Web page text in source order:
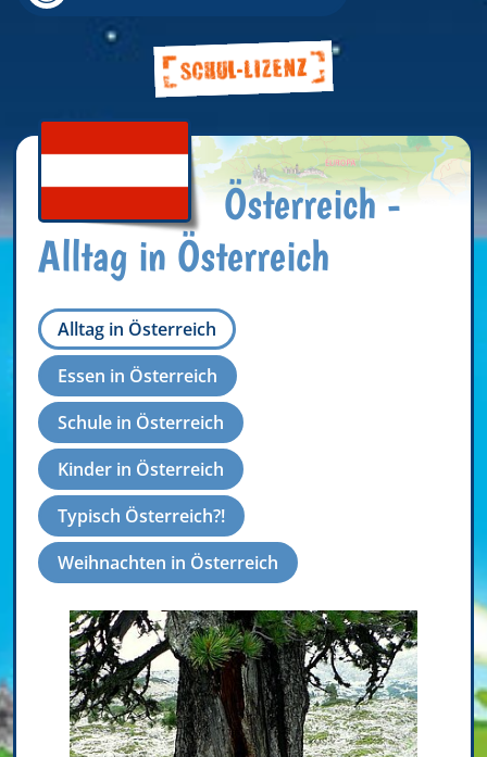
Österreich -
Alltag in Österreich
Alltag in Österreich
Essen in Österreich
Schule in Österreich
Kinder in Österreich
Typisch Österreich?!
Weihnachten in Österreich